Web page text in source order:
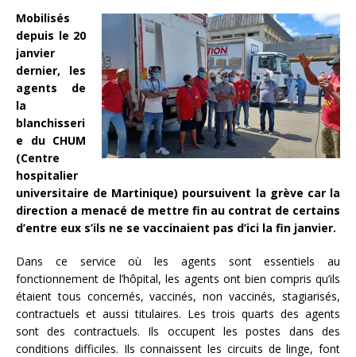
Mobilisés
depuis le 20
janvier
dernier, les
agents de
la
blanchisseri
e du CHUM
(Centre
hospitalier
universitaire de Martinique) poursuivent la grève car la
direction a menacé de mettre fin au contrat de certains
d’entre eux s’ils ne se vaccinaient pas d’ici la fin janvier.
Dans ce service où les agents sont essentiels au
fonctionnement de l’hôpital, les agents ont bien compris qu’ils
étaient tous concernés, vaccinés, non vaccinés, stagiarisés,
contractuels et aussi titulaires. Les trois quarts des agents
sont des contractuels. Ils occupent les postes dans des
conditions difficiles. Ils connaissent les circuits de linge, font